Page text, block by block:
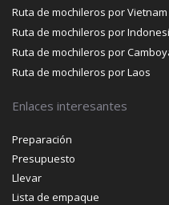
Ruta de mochileros por Vietnam
Ruta de mochileros por
Ruta de mochileros por
Ruta de mochileros por Laos
Enlaces interesantes
Preparación
Presupuesto
Llevar
Lista de empaque